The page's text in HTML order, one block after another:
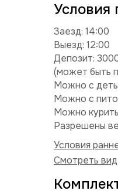
Условия
Заезд: 14:00
Выезд: 12:00
Депозит:
(может быть
Можно с
Можно с
Можно
Разрешены
Условия
Смотреть